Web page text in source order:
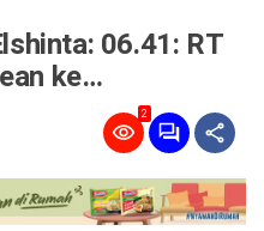
06.41: RT
ke…
2